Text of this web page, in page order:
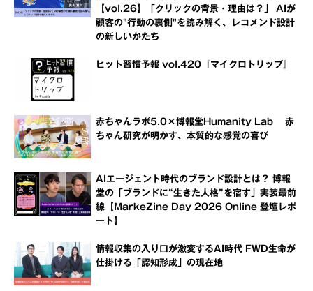
【vol.26】「クリックの背景・理由は？」 AIが
顧客の"行動の裏側"を読み解く、レコメンド設計
の新しいかたち
ヒット習慣予報 vol.420『マイクロトリップ』
赤ちゃんラボ5.0×博報堂Humanity Lab 赤
ちゃん研究が明かす、本質的な感覚の喜び
AIエージェント時代のブランド設計とは？ 博報
堂の「ブランドに“生きた人格”を宿す」実装最前
線【MarkeZine Day 2026 Online 登壇レポ
ート】
情報収集の入り口が激変するAI時代 FWD生命が
仕掛ける「認知形成」の現在地